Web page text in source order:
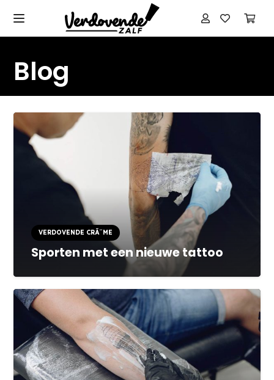
Blog
VERDOVENDE CRÃ¨ME
Sporten met een nieuwe tattoo